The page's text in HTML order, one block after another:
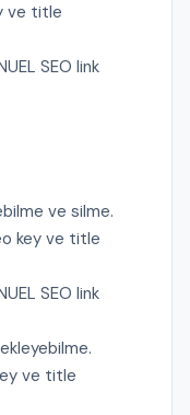
ve title
SEO link
ve silme.
key ve title
SEO link
ve title